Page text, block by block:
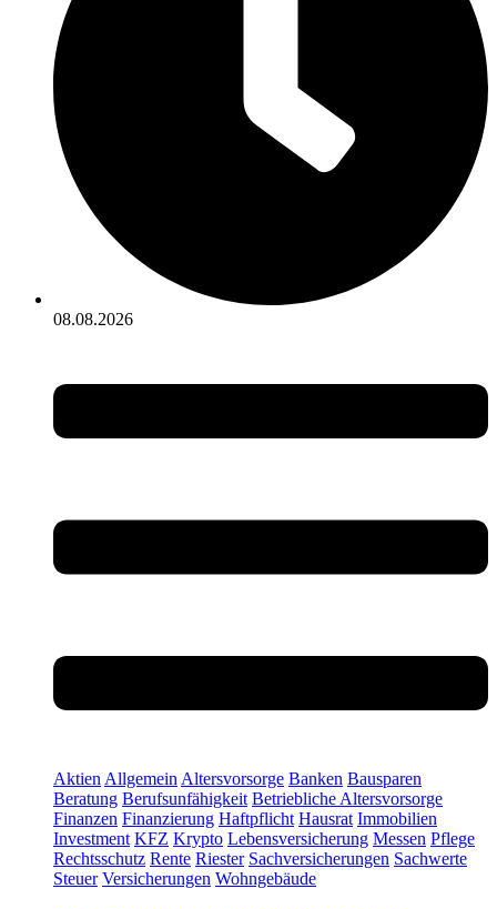
08.08.2026
Aktien Allgemein Altersvorsorge Banken Bausparen
Beratung Berufsunfähigkeit Betriebliche Altersvorsorge
Finanzen Finanzierung Haftpflicht Hausrat Immobilien
Investment KFZ Krypto Lebensversicherung Messen Pflege
Rechtsschutz Rente Riester Sachversicherungen Sachwerte
Steuer Versicherungen Wohngebäude